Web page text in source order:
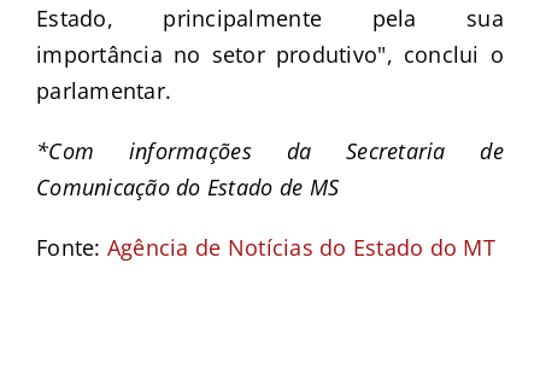
Estado, principalmente pela sua
importância no setor produtivo", conclui o
parlamentar.
*Com informações da Secretaria de
Comunicação do Estado de MS
Fonte: Agência de Notícias do Estado do MT